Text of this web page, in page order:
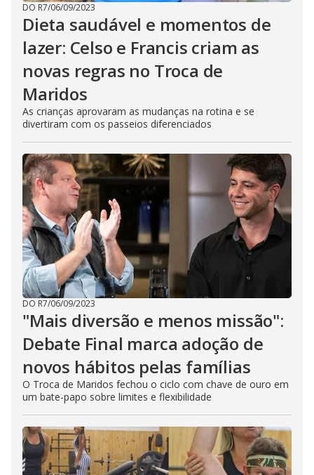
DO R7/06/09/2023
Dieta saudável e momentos de
lazer: Celso e Francis criam as
novas regras no Troca de
Maridos
As crianças aprovaram as mudanças na rotina e se
divertiram com os passeios diferenciados
DO R7/06/09/2023
"Mais diversão e menos missão":
Debate Final marca adoção de
novos hábitos pelas famílias
O Troca de Maridos fechou o ciclo com chave de ouro em
um bate-papo sobre limites e flexibilidade